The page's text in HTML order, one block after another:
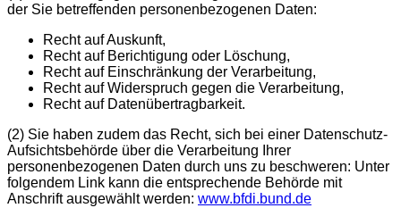
der Sie betreffenden personenbezogenen Daten:
Recht auf Auskunft,
Recht auf Berichtigung oder Löschung,
Recht auf Einschränkung der Verarbeitung,
Recht auf Widerspruch gegen die Verarbeitung,
Recht auf Datenübertragbarkeit.
(2) Sie haben zudem das Recht, sich bei einer Datenschutz-
Aufsichtsbehörde über die Verarbeitung Ihrer
personenbezogenen Daten durch uns zu beschweren: Unter
folgendem Link kann die entsprechende Behörde mit
Anschrift ausgewählt werden: www.bfdi.bund.de